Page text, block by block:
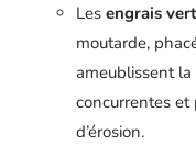
Les engrais
moutarde,
ameublissent
concurrentes
d’érosion.